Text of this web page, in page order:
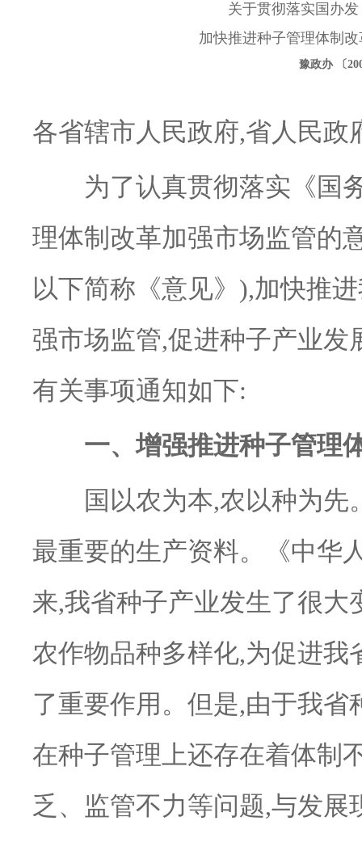
关于贯彻落实国办
加快推进种子管理体制
豫政办 〔
各省辖市人民政府,省人民政
为了认真贯彻落实《国
理体制改革加强市场监管的
以下简称《意见》),加快推
强市场监管,促进种子产业发
有关事项通知如下:
一、增强推进种子管理
国以农为本,农以种为先
最重要的生产资料。《中华
来,我省种子产业发生了很大
农作物品种多样化,为促进
了重要作用。但是,由于我
在种子管理上还存在着体制
乏、监管不力等问题,与发